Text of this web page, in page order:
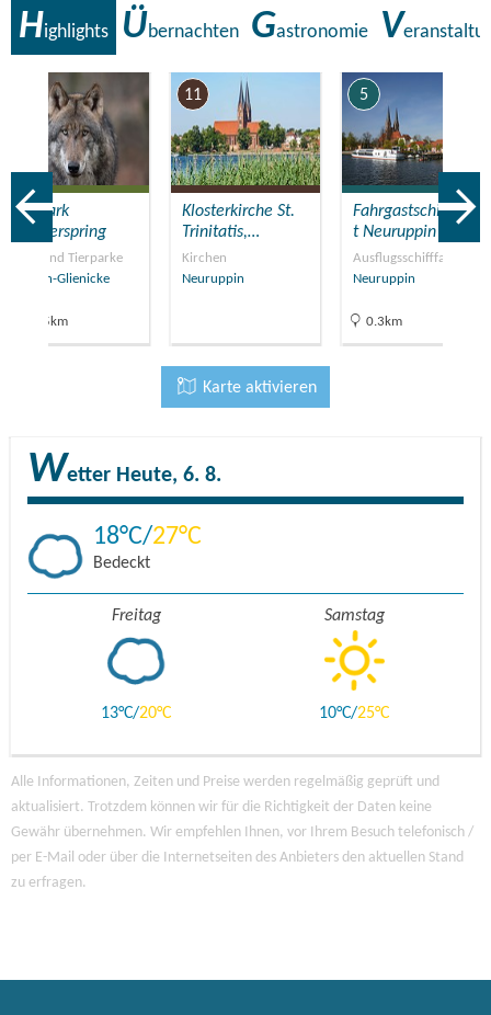
Highlights Übernachten Gastronomie V
Tierpark
Kunsterspring
Zoos und Tierparke
Gühlen-Glienicke
12.5km
11
Klosterkirche St.
Trinitatis,…
Kirchen
Neuruppin
5
Fahrgastschifffahr
t Neuruppin
Ausflugsschifffahrt
Neuruppin
0.3km
Karte aktivieren
Wetter Heute, 6. 8.
18 27
Bedeckt
Freitag
13 20
Samstag
10 25
Alle Informationen, Zeiten und Preise werden regelmäßig geprüft und
aktualisiert. Trotzdem können wir für die Richtigkeit der Daten keine
Gewähr übernehmen. Wir empfehlen Ihnen, vor Ihrem Besuch telefonisch /
per E-Mail oder über die Internetseiten des Anbieters den aktuellen Stand
zu erfragen.